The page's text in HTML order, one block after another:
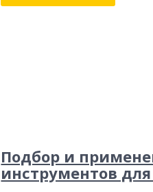
Подбор и
инструментов